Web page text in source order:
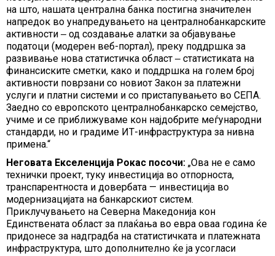
на што, нашата централна банка постигна значителен
напредок во унапредувањето на централнобанкарските
активности ‒ од создавање алатки за објавување
податоци (модерен веб-портал), преку поддршка за
развивање нова статистичка област ‒ статистиката на
финансиските сметки, како и поддршка на голем број
активности поврзани со новиот Закон за платежни
услуги и платни системи и со пристапувањето во СЕПА.
Заедно со европското централнобанкарско семејство,
учиме и се приближуваме кон најдобрите меѓународни
стандарди, но и градиме ИТ-инфраструктура за нивна
примена.“
Неговата Екселенција Рокас посочи: „Ова не е само
технички проект, туку инвестиција во отпорноста,
транспарентноста и довербата — инвестиција во
модернизацијата на банкарскиот систем.
Приклучувањето на Северна Македонија кон
Единствената област за плаќања во евра оваа година ќе
придонесе за надградба на статистичката и платежната
инфраструктура, што дополнително ќе ја усогласи